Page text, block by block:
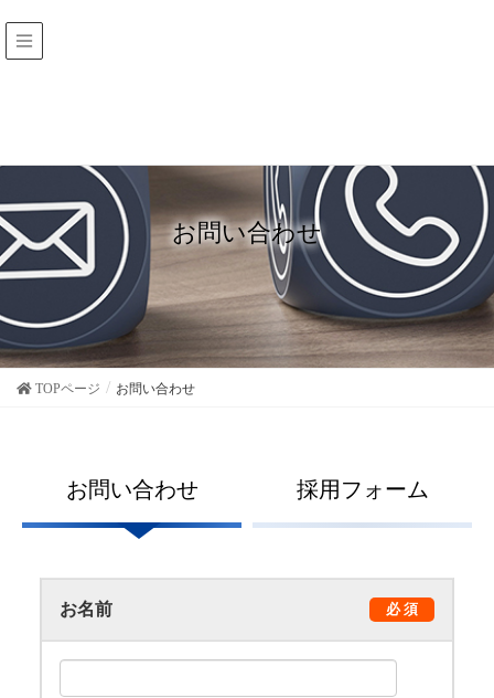
お問い合わせ
TOPページ お問い合わせ
お問い合わせ 採用フォーム
お名前 必 須